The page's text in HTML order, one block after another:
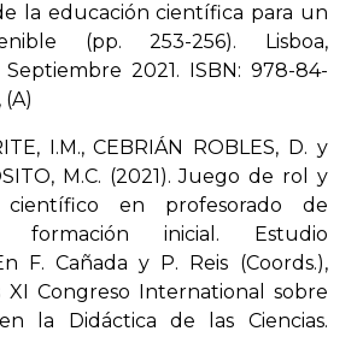
la educación científica para un
(pp. 253-256). Lisboa,
2021. ISBN: 978-84-
(A)
I.M., CEBRIÁN ROBLES, D. y
M.C. (2021). Juego de rol y
científico en profesorado de
formación inicial. Estudio
F. Cañada y P. Reis (Coords.),
XI Congreso International sobre
la Didáctica de las Ciencias.